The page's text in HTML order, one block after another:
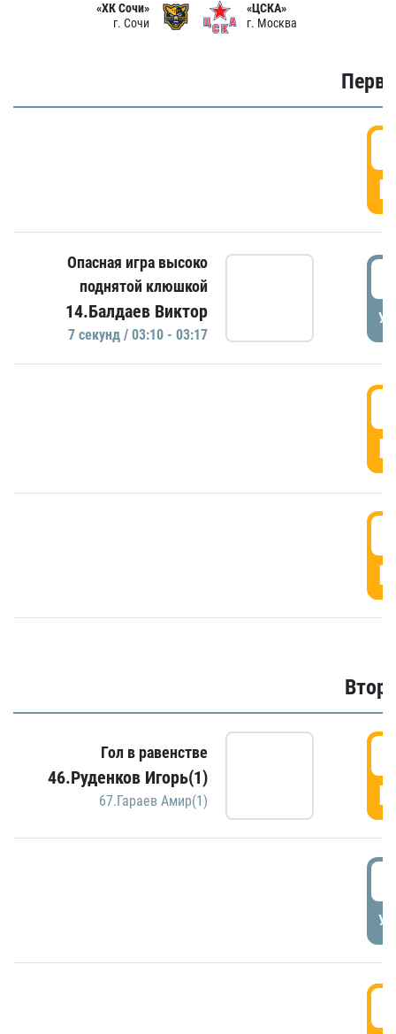
«ХК Сочи»
г. Сочи
«ЦСКА»
г. Москва
Опасная игра высоко
поднятой клюшкой
14.Балдаев Виктор
7 секунд / 03:10 - 03:17
Гол в равенстве
46.Руденков Игорь(1)
67.Гараев Амир(1)